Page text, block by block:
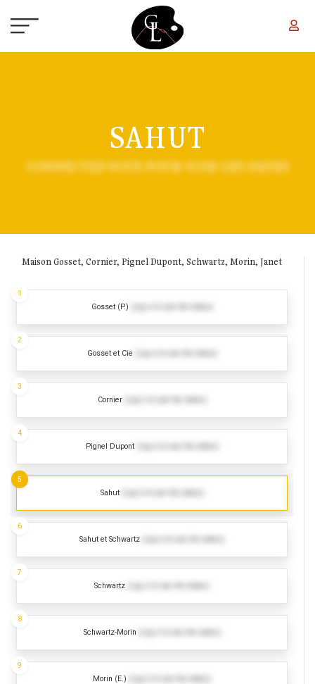
SAHUT
CONNECTEZ-VOUS POUR VOIR LES DATES
Maison Gosset, Cornier, Pignel Dupont, Schwartz, Morin, Janet
Gosset (P.)
1
Gosset et Cie
2
Cornier
3
Pignel Dupont
4
Sahut
5
Sahut et Schwartz
6
Schwartz
7
Schwartz-Morin
8
Morin (E.)
9